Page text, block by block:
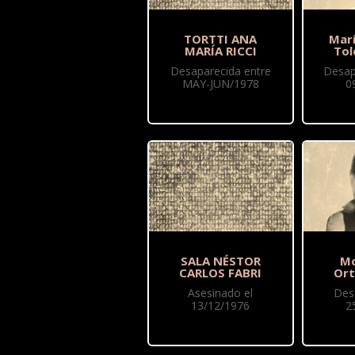
TORTTI ANA
MARÍA RICCI
Desaparecida entre
MAY-JUN/1978
SALA NÉSTOR
CARLOS FABRI
Asesinado el
13/12/1976